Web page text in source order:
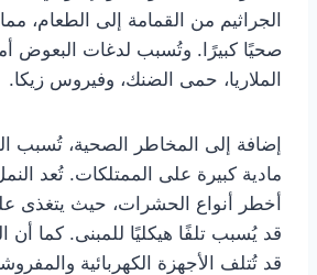
الجراثيم من القمامة إلى الطعام،
صحيًا كبيرًا. وتُسبب لدغات البعوض
الملاريا، حمى الضنك، وفيروس زيكا.
إضافة إلى المخاطر الصحية، تُسبب
مادية كبيرة على الممتلكات. تُعد
أخطر أنواع الحشرات، حيث يتغذى
قد يُسبب تلفًا هيكليًا للمبنى. كما أن
قد تُتلف الأجهزة الكهربائية